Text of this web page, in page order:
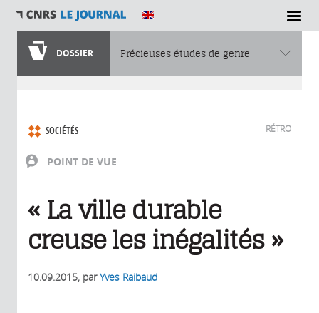
DOSSIER Précieuses études de genre
POINT DE VUE
SOCIÉTÉS RÉTRO
« La ville durable
creuse les inégalités »
10.09.2015, parYves Raibaud